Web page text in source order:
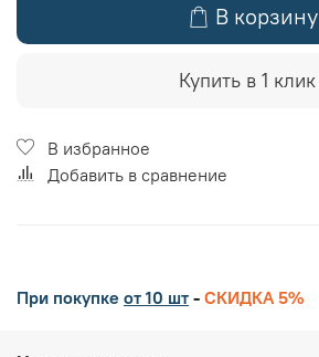
В корзину
Купить в 1 клик
В избранное
Добавить в сравнение
При покупке от 10 шт - СКИДКА 5%